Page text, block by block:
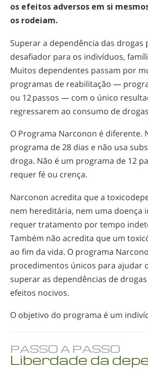
os efeitos adversos em si
os rodeiam.
Superar a dependência das drogas
desafiador para os indivíduos,
Muitos dependentes passam por
programas de reabilitação —
ou 12 passos — com o único
regressarem ao consumo de
O Programa Narconon é diferente.
programa de 28 dias e não usa
droga. Não é um programa de 12
requer fé ou crença.
Narconon acredita que a
nem hereditária, nem uma doença
requer tratamento por tempo
Também não acredita que um
ao fim da vida. O programa
procedimentos únicos para ajudar
superar as dependências de
efeitos nocivos.
O objetivo do programa é um
PASSO A PASSO
Liberdade da